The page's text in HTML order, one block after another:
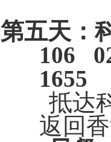
第五天：
106
1655
抵达
返回